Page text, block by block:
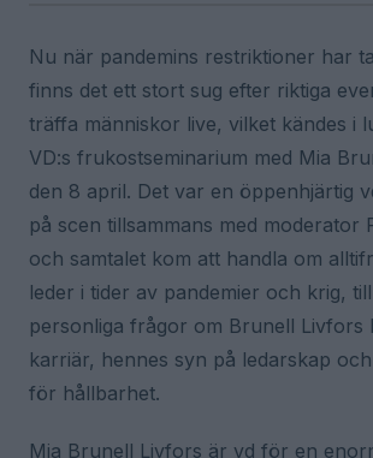
Nu när pandemins restriktioner har
finns det ett stort sug efter riktiga
träffa människor live, vilket kändes i
VD:s frukostseminarium med Mia
den 8 april. Det var en öppenhjärtig
på scen tillsammans med moderator
och samtalet kom att handla om
leder i tider av pandemier och krig,
personliga frågor om Brunell Livfors
karriär, hennes syn på ledarskap
för hållbarhet.
Mia Brunell Livfors är vd för en